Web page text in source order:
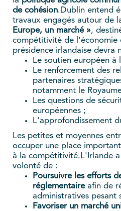
de cohésion.Dublin entend
travaux engagés autour de
Europe, un marché »,
compétitivité de l'économie
présidence irlandaise devra
Le soutien européen à
Le renforcement des
partenaires
notamment le
Les questions de
européennes ;
L'approfondissement
Les petites et moyennes
occuper une place
à la compétitivité.L'Irlande
volonté de :
Poursuivre les efforts
réglementaireafin de
administratives pesant
Favoriser un marché